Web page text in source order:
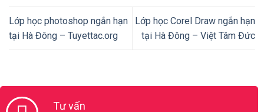
Lớp học photoshop ngắn hạn
tại Hà Đông – Tuyettac.org
Lớp học Corel Draw ngắn hạn
tại Hà Đông – Việt Tâm Đức
Tư vấn